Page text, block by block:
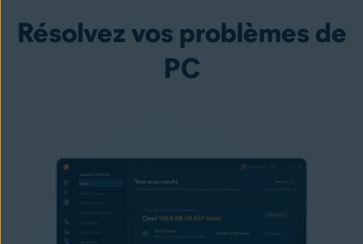
Résolvez vos problèmes de
PC